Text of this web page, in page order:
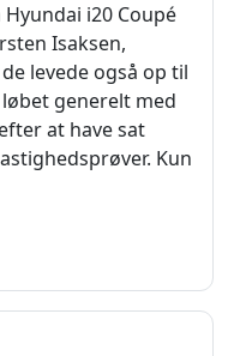
Hyundai i20 Coupé
Isaksen,
levede også op til
generelt med
at have sat
Kun